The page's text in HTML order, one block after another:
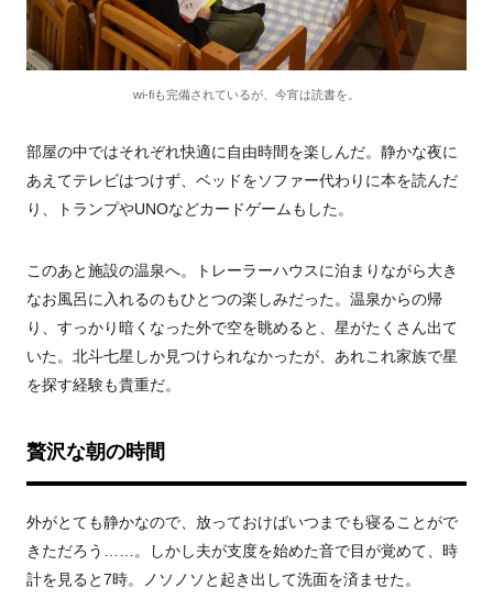
wi-fiも完備されているが、今宵は読書を。
部屋の中ではそれぞれ快適に自由時間を楽しんだ。静かな夜に
あえてテレビはつけず、ベッドをソファー代わりに本を読んだ
り、トランプやUNOなどカードゲームもした。
このあと施設の温泉へ。トレーラーハウスに泊まりながら大き
なお風呂に入れるのもひとつの楽しみだった。温泉からの帰
り、すっかり暗くなった外で空を眺めると、星がたくさん出て
いた。北斗七星しか見つけられなかったが、あれこれ家族で星
を探す経験も貴重だ。
贅沢な朝の時間
外がとても静かなので、放っておけばいつまでも寝ることがで
きただろう……。しかし夫が支度を始めた音で目が覚めて、時
計を見ると7時。ノソノソと起き出して洗面を済ませた。